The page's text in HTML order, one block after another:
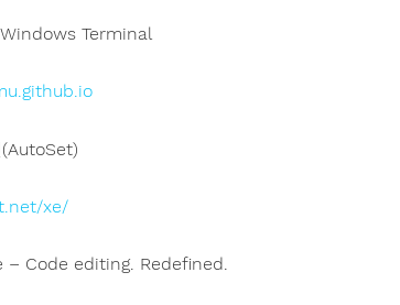
Terminal
xe/
– Code editing. Redefined.